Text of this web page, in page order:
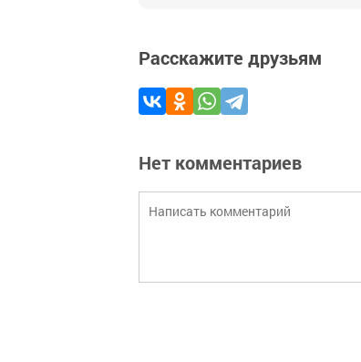
Расскажите друзьям
Нет комментариев